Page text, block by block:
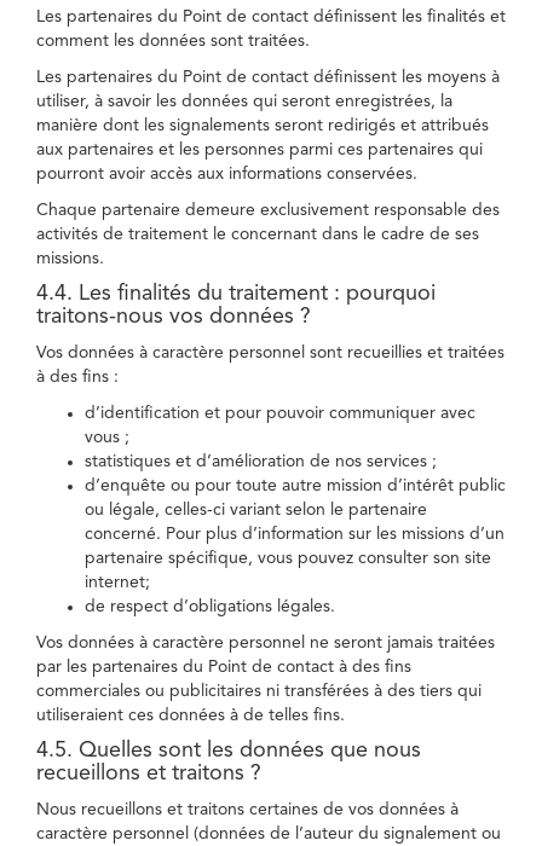
Les partenaires du Point de contact définissent les finalités et
comment les données sont traitées.
Les partenaires du Point de contact définissent les moyens à
utiliser, à savoir les données qui seront enregistrées, la
manière dont les signalements seront redirigés et attribués
aux partenaires et les personnes parmi ces partenaires qui
pourront avoir accès aux informations conservées.
Chaque partenaire demeure exclusivement responsable des
activités de traitement le concernant dans le cadre de ses
missions.
4.4. Les finalités du traitement : pourquoi
traitons-nous vos données ?
Vos données à caractère personnel sont recueillies et traitées
à des fins :
d’identification et pour pouvoir communiquer avec
vous ;
statistiques et d’amélioration de nos services ;
d’enquête ou pour toute autre mission d’intérêt public
ou légale, celles-ci variant selon le partenaire
concerné. Pour plus d’information sur les missions d’un
partenaire spécifique, vous pouvez consulter son site
internet;
de respect d’obligations légales.
Vos données à caractère personnel ne seront jamais traitées
par les partenaires du Point de contact à des fins
commerciales ou publicitaires ni transférées à des tiers qui
utiliseraient ces données à de telles fins.
4.5. Quelles sont les données que nous
recueillons et traitons ?
Nous recueillons et traitons certaines de vos données à
caractère personnel (données de l’auteur du signalement ou